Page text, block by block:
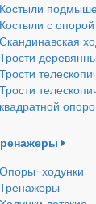
Костыли
Костыли с
Скандинавская
Трости
Трости
Трости
квадратной
Опоры-ходунки
Тренажеры